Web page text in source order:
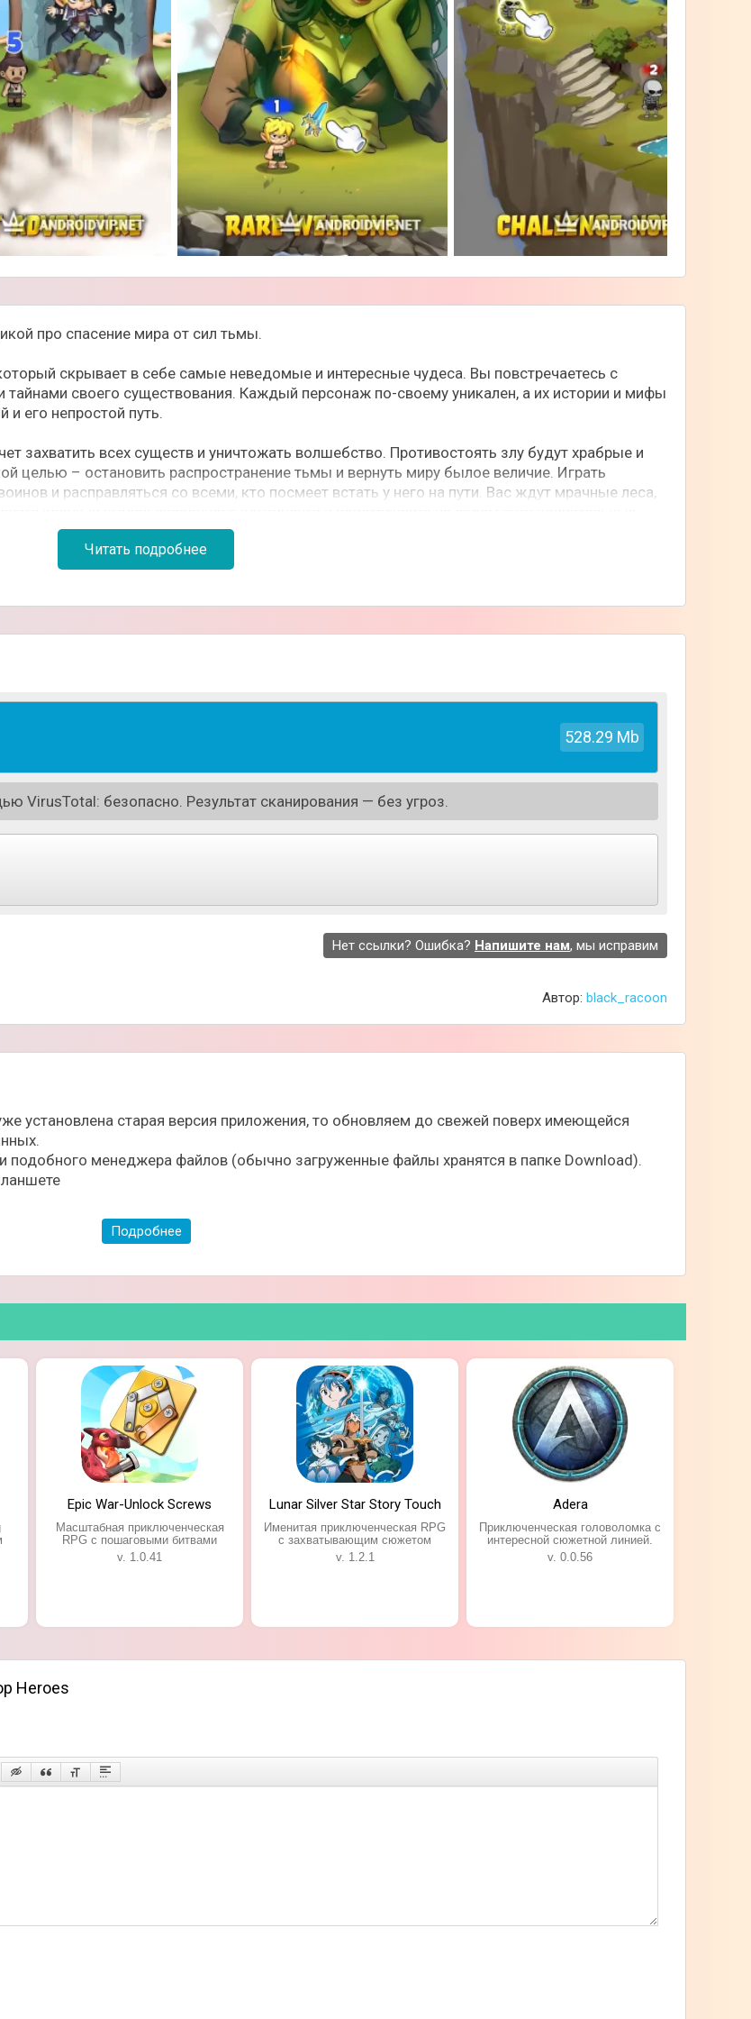
про спасение мира от сил тьмы.
скрывает в себе самые неведомые и интересные чудеса. Вы повстречаетесь с
своего существования. Каждый персонаж по-своему уникален, а их истории и мифы
и его непростой путь.
захватить всех существ и уничтожать волшебство. Противостоять злу будут храбрые и
целью – остановить распространение тьмы и вернуть миру былое величие. Играть
и расправляться со всеми, кто посмеет встать у него на пути. Вас ждут мрачные леса,
и принимайте участие в эффектных сражениях. Только вы сможете остановить
Читать подробнее
528.29 Mb
VirusTotal: безопасно. Результат сканирования — без угроз.
Нет ссылки? Ошибка? Напишите нам, мы исправим
Автор: black_racoon
установлена старая версия приложения, то обновляем до свежей поверх имеющейся
подобного менеджера файлов (обычно загруженные файлы хранятся в папке Download).
Подробнее
Epic War-Unlock Screws
Масштабная приключенческая
RPG с пошаговыми битвами
v. 1.0.41
Lunar Silver Star Story Touch
Именитая приключенческая RPG
с захватывающим сюжетом
v. 1.2.1
Adera
Приключенческая головоломка с
интересной сюжетной линией.
v. 0.0.56
Heroes